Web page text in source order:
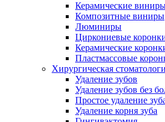
Керамические
Композитные виниры
Люминиры
Циркониевые
Керамические
Пластмассовые
Хирургическая
Удаление зубов
Удаление зубов без
Простое удаление
Удаление корня зуба